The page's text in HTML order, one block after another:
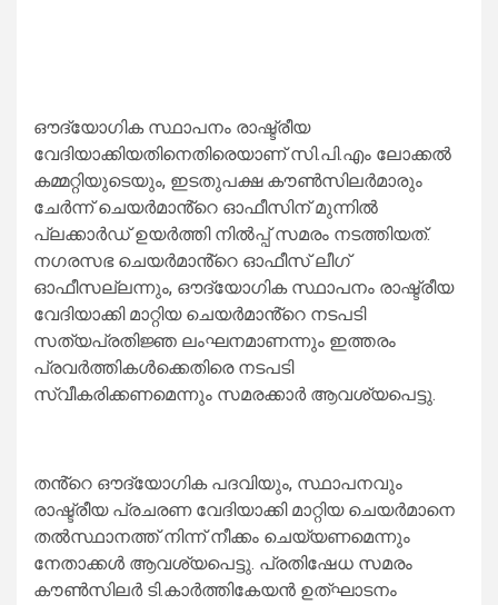
ഔദ്യോഗിക സ്ഥാപനം രാഷ്ട്രീയ
വേദിയാക്കിയതിനെതിരെയാണ് സി.പി.എം ലോക്കൽ
കമ്മറ്റിയുടെയും, ഇടതുപക്ഷ കൗൺസിലർമാരും
ചേർന്ന് ചെയർമാൻ്റെ ഓഫീസിന് മുന്നിൽ
പ്ലക്കാർഡ് ഉയർത്തി നിൽപ്പ് സമരം നടത്തിയത്.
നഗരസഭ ചെയർമാൻ്റെ ഓഫീസ് ലീഗ്
ഓഫീസല്ലന്നും, ഔദ്യോഗിക സ്ഥാപനം രാഷ്ട്രീയ
വേദിയാക്കി മാറ്റിയ ചെയർമാൻ്റെ നടപടി
സത്യപ്രതിജ്ഞ ലംഘനമാണന്നും ഇത്തരം
പ്രവർത്തികൾക്കെതിരെ നടപടി
സ്വീകരിക്കണമെന്നും സമരക്കാർ ആവശ്യപെട്ടു.
തൻ്റെ ഔദ്യോഗിക പദവിയും, സ്ഥാപനവും
രാഷ്ട്രീയ പ്രചരണ വേദിയാക്കി മാറ്റിയ ചെയർമാനെ
തൽസ്ഥാനത്ത് നിന്ന് നീക്കം ചെയ്യണമെന്നും
നേതാക്കൾ ആവശ്യപെട്ടു. പ്രതിഷേധ സമരം
കൗൺസിലർ ടി.കാർത്തികേയൻ ഉത്ഘാടനം